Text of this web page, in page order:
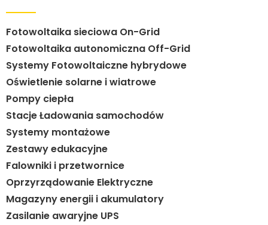
Fotowoltaika sieciowa On-Grid
Fotowoltaika autonomiczna Off-Grid
Systemy Fotowoltaiczne hybrydowe
Oświetlenie solarne i wiatrowe
Pompy ciepła
Stacje Ładowania samochodów
Systemy montażowe
Zestawy edukacyjne
Falowniki i przetwornice
Oprzyrządowanie Elektryczne
Magazyny energii i akumulatory
Zasilanie awaryjne UPS